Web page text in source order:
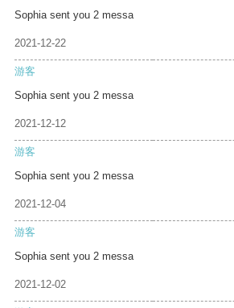
Sophia sent you 2 messa
2021-12-22
游客
Sophia sent you 2 messa
2021-12-12
游客
Sophia sent you 2 messa
2021-12-04
游客
Sophia sent you 2 messa
2021-12-02